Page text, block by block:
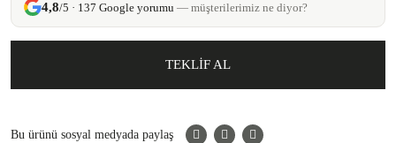
4,8/5 · 137 Google yorumu — müşterilerimiz ne diyor?
TEKLİF AL
Bu ürünü sosyal medyada paylaş